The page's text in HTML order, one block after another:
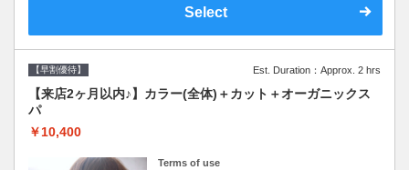
Select
【早割優待】 Est. Duration：Approx. 2 hrs
【来店2ヶ月以内♪】カラー(全体)＋カット＋オーガニックス
パ
￥10,400
Terms of use